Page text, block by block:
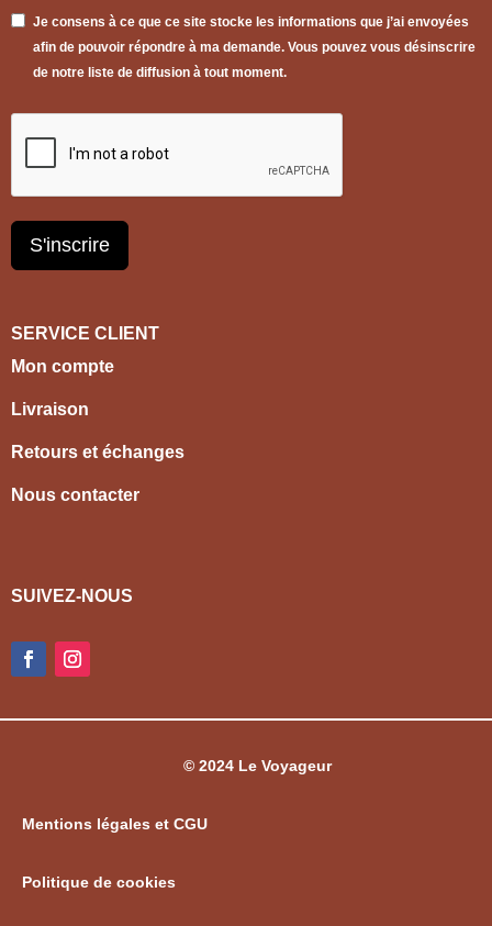
Je consens à ce que ce site stocke les informations que j’ai envoyées
afin de pouvoir répondre à ma demande. Vous pouvez vous désinscrire
de notre liste de diffusion à tout moment.
S'inscrire
SERVICE CLIENT
Mon compte
Livraison
Retours et échanges
Nous contacter
SUIVEZ-NOUS
© 2024 Le Voyageur
Mentions légales et CGU
Politique de cookies